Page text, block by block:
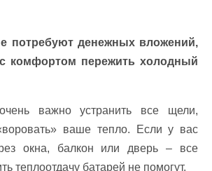
потребуют денежных вложений,
комфортом пережить холодный
важно устранить все щели,
ваше тепло. Если у вас
окна, балкон или дверь – все
теплоотдачу батарей не помогут.